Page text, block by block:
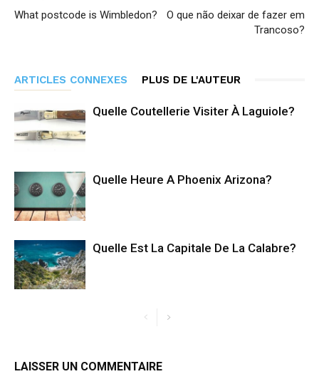
What postcode is Wimbledon?
O que não deixar de fazer em
Trancoso?
ARTICLES CONNEXES PLUS DE L'AUTEUR
Quelle Coutellerie Visiter À Laguiole?
Quelle Heure A Phoenix Arizona?
Quelle Est La Capitale De La Calabre?
LAISSER UN COMMENTAIRE